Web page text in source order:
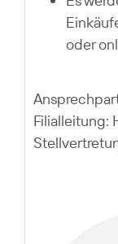
oder
Filialleitung: